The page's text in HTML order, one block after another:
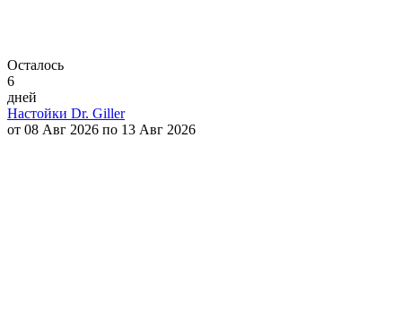
Осталось
6
дней
Настойки Dr. Giller
от 08 Авг 2026 по 13 Авг 2026